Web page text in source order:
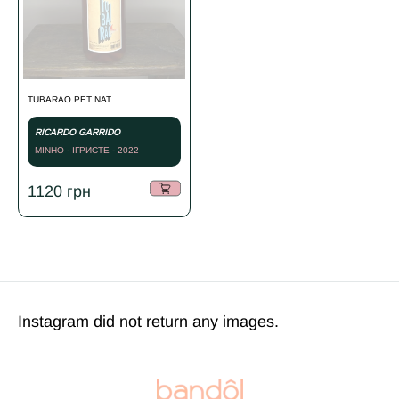
TUBARAO PET NAT
RICARDO GARRIDO
MINHO - ІГРИСТЕ - 2022
1120 грн
Instagram did not return any images.